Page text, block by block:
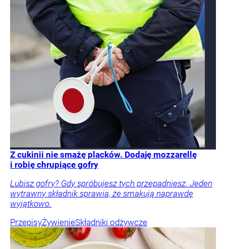
Z cukinii nie smażę placków. Dodaję mozzarellę
i robię chrupiące gofry
Lubisz gofry? Gdy spróbujesz tych przepadniesz. Jeden
wytrawny składnik sprawia, że smakują naprawdę
wyjątkowo.
PrzepisyŻywienieSkładniki odżywcze